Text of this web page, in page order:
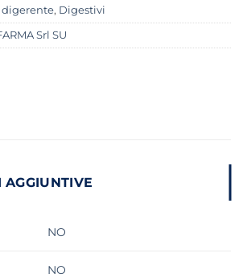
digerente, Digestivi
Srl SU
NO
NO